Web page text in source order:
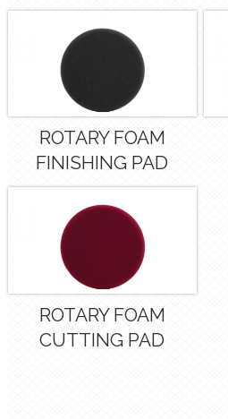
ROTARY FOAM
FINISHING PAD
ROTARY FOAM
CUTTING PAD